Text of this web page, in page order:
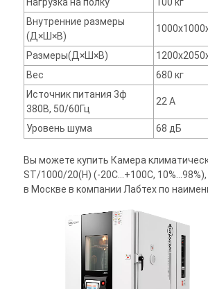
Нагрузка на полку
100 кг
Внутренние размеры
(Д×Ш×В)
Размеры(Д×Ш×В)
Вес
680 кг
Источник питания 3ф
380В, 50/60Гц
22 A
Уровень шума 68 дБ
Вы можете купить Камера
ST/1000/20(H) (-20C...+100C,
в Москве в компании Лабтех по